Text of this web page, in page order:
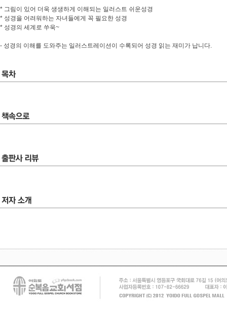
* 그림이 있어 더욱 생생하게 이해되는 일러스트 쉬운성경
* 성경을 어려워하는 자녀들에게 꼭 필요한 성경
* 성경의 세계로 쑤욱~
- 성경의 이해를 도와주는 일러스트레이션이 수록되어 성경 읽는 재미가 납니다.